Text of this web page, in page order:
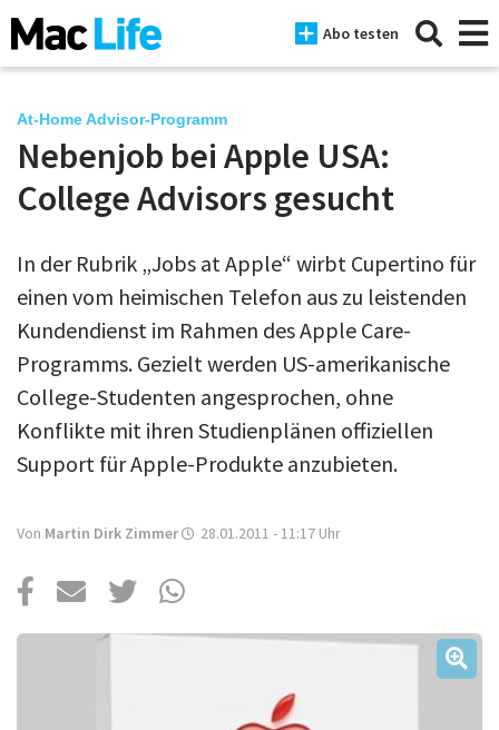
Abo testen
News
Mac
iPad
Tests
Tipps
Magazine
Podcast
Mac Life+
Anmelden
At-Home Advisor-Programm
Nebenjob bei Apple USA:
College Advisors gesucht
In der Rubrik „Jobs at Apple“ wirbt Cupertino für
einen vom heimischen Telefon aus zu leistenden
Kundendienst im Rahmen des Apple Care-
Programms. Gezielt werden US-amerikanische
College-Studenten angesprochen, ohne
Konflikte mit ihren Studienplänen offiziellen
Support für Apple-Produkte anzubieten.
Von Martin Dirk Zimmer 28.01.2011 - 11:17 Uhr